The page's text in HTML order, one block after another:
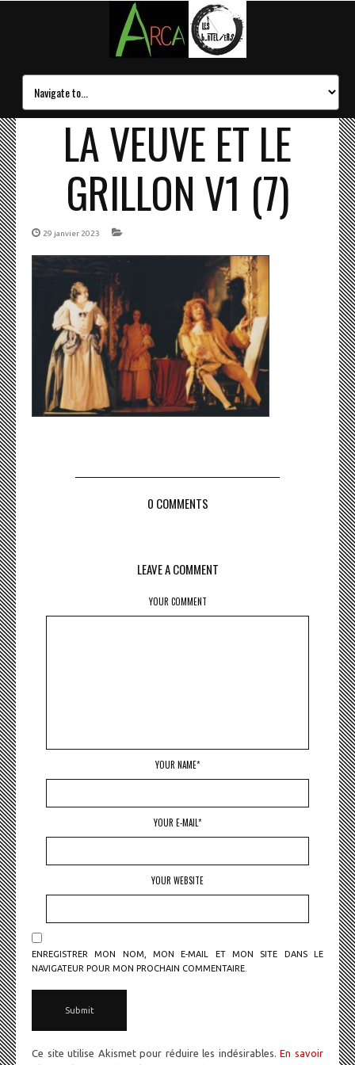
LA VEUVE ET LE
GRILLON V1 (7)
29 janvier 2023
0 COMMENTS
LEAVE A COMMENT
YOUR COMMENT
YOUR NAME*
YOUR E-MAIL*
YOUR WEBSITE
ENREGISTRER MON NOM, MON E-MAIL ET MON SITE DANS LE
NAVIGATEUR POUR MON PROCHAIN COMMENTAIRE.
Ce site utilise Akismet pour réduire les indésirables.En savoir